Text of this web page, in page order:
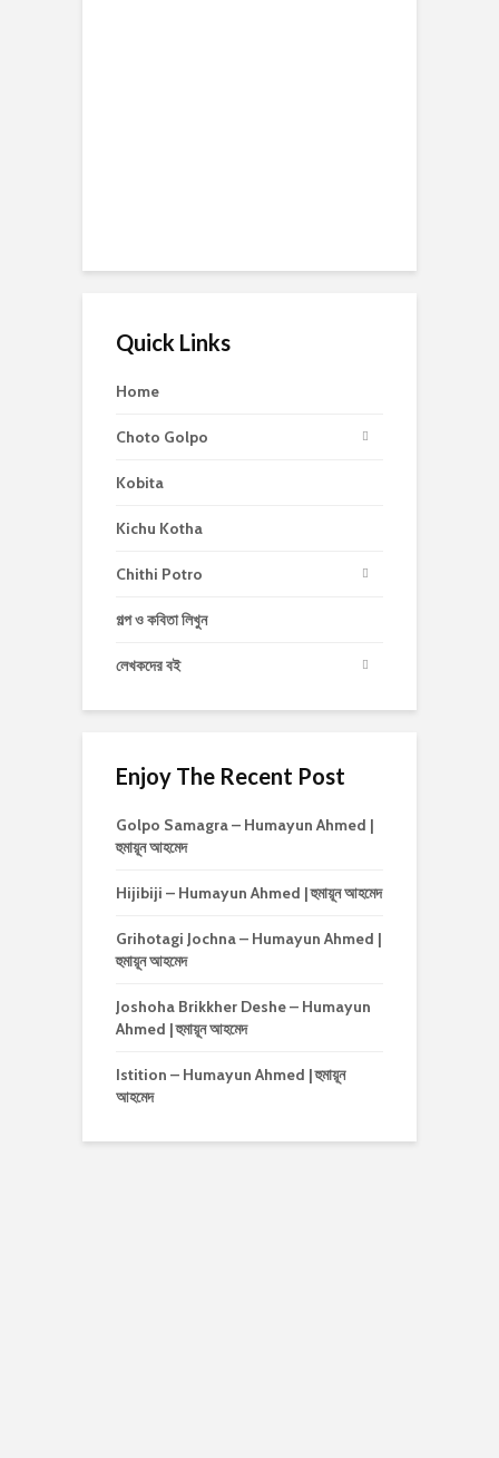
Quick Links
Home
Choto Golpo
Kobita
Kichu Kotha
Chithi Potro
গল্প ও কবিতা লিখুন
লেখকদের বই
Enjoy The Recent Post
Golpo Samagra – Humayun Ahmed |
হুমায়ূন আহমেদ
Hijibiji – Humayun Ahmed | হুমায়ূন আহমেদ
Grihotagi Jochna – Humayun Ahmed |
হুমায়ূন আহমেদ
Joshoha Brikkher Deshe – Humayun
Ahmed | হুমায়ূন আহমেদ
Istition – Humayun Ahmed | হুমায়ূন
আহমেদ